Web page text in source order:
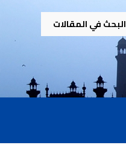
البحث في المقالات